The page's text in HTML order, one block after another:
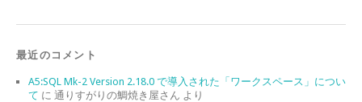
最近のコメント
A5:SQL Mk-2 Version 2.18.0 で導入された「ワークスペース」につい
て に 通りすがりの鯛焼き屋さん より